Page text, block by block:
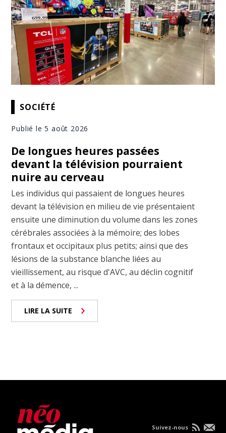
SOCIÉTÉ
Publié le 5 août 2026
De longues heures passées
devant la télévision pourraient
nuire au cerveau
Les individus qui passaient de longues heures
devant la télévision en milieu de vie présentaient
ensuite une diminution du volume dans les zones
cérébrales associées à la mémoire; des lobes
frontaux et occipitaux plus petits; ainsi que des
lésions de la substance blanche liées au
vieillissement, au risque d'AVC, au déclin cognitif
et à la démence, ...
LIRE LA SUITE
Suivez-nous